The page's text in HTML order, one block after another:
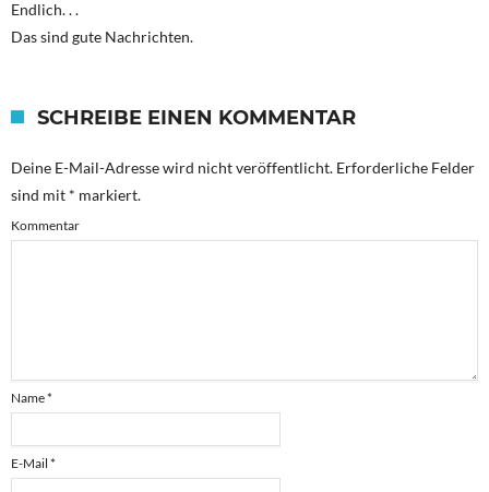
Endlich. . .
Das sind gute Nachrichten.
SCHREIBE EINEN KOMMENTAR
Deine E-Mail-Adresse wird nicht veröffentlicht. Erforderliche Felder
sind mit * markiert.
Kommentar
Name*
E-Mail *